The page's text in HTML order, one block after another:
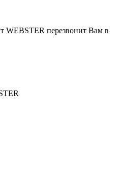
WEBSTER перезвонит Вам в